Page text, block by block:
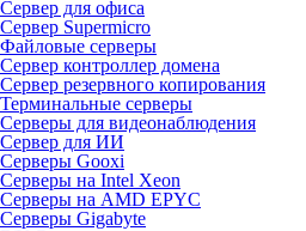
Сервер для офиса
Сервер Supermicro
Файловые серверы
Сервер контроллер домена
Сервер резервного копирования
Терминальные серверы
Серверы для видеонаблюдения
Сервер для ИИ
Серверы Gooxi
Серверы на Intel Xeon
Серверы на AMD EPYC
Серверы Gigabyte